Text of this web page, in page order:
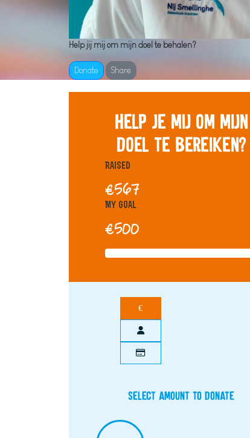
Help jij mij om mijn doel te behalen?
Donate Share
Help je mij om mijn
doel te bereiken?
Raised
€567
My Goal
€500
€
Select amount to donate